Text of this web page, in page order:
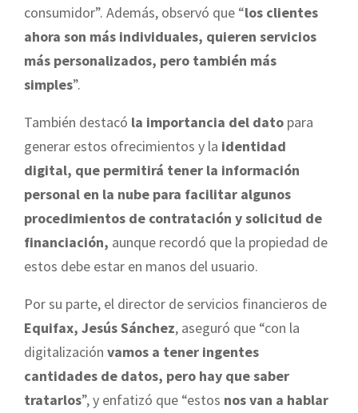
consumidor”. Además, observó que “los clientes
ahora son más individuales, quieren servicios
más personalizados, pero también más
simples”.
También destacó la importancia del dato para
generar estos ofrecimientos y la identidad
digital, que permitirá tener la información
personal en la nube para facilitar algunos
procedimientos de contratación y solicitud de
financiación, aunque recordó que la propiedad de
estos debe estar en manos del usuario.
Por su parte, el director de servicios financieros de
Equifax, Jesús Sánchez, aseguró que “con la
digitalización vamos a tener ingentes
cantidades de datos, pero hay que saber
tratarlos”, y enfatizó que “estos nos van a hablar